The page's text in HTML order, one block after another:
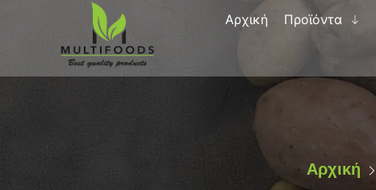
Αρχική Προϊόντα
Αρχική